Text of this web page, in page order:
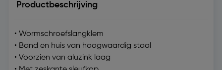
Productbeschrijving
• Wormschroefslangklem
• Band en huis van hoogwaardig staal
• Voorzien van aluzink laag